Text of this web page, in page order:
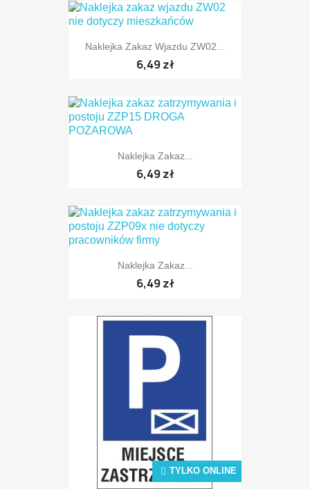
TYLKO ONLINE
Naklejka Zakaz Wjazdu ZW02...
6,49 zł
TYLKO ONLINE
Naklejka Zakaz...
6,49 zł
Naklejka Zakaz...
6,49 zł
TYLKO ONLINE
TYLKO ONLINE